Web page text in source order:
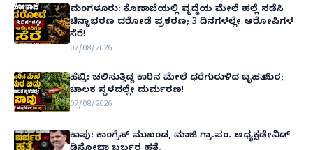
ಮಂಗಳೂರು: ಕೊಣಾಜೆಯಲ್ಲಿ ವೃದ್ಧೆಯ ಮೇಲೆ ಹಲ್ಲೆ ನಡೆಸಿ
ಚಿನ್ನಾಭರಣ ದರೋಡೆ ಪ್ರಕರಣ; 3 ದಿನಗಳಲ್ಲೇ ಆರೋಪಿಗಳ
ಸೆರೆ!
07/08/2026
ಹೆಬ್ರಿ: ಚಲಿಸುತ್ತಿದ್ದ ಕಾರಿನ ಮೇಲೆ ಧರೆಗುರುಳಿದ ಬೃಹತ್ ಮರ;
ಚಾಲಕ ಸ್ಥಳದಲ್ಲೇ ದುರ್ಮರಣ!
07/08/2026
ಕಾಪು: ಕಾಂಗ್ರೆಸ್ ಮುಖಂಡ, ಮಾಜಿ ಗ್ರಾ.ಪಂ. ಅಧ್ಯಕ್ಷಡೇವಿಡ್